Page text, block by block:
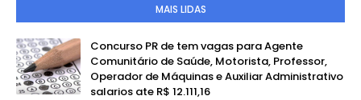
MAIS LIDAS
Concurso PR de tem vagas para Agente
Comunitário de Saúde, Motorista, Professor,
Operador de Máquinas e Auxiliar Administrativo
salarios ate R$ 12.111,16